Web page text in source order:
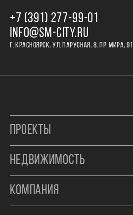
+7 (391) 277‒99‒01
INFO@SM-CITY.RU
Г. КРАСНОЯРСК, УЛ. ПАРУСНАЯ, 8, ПР. МИРА, 91
ПРОЕКТЫ
НЕДВИЖИМОСТЬ
КОМПАНИЯ